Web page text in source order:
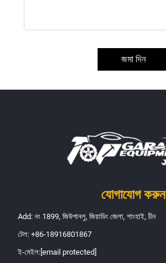
জমা দিন
যোগাযোগ করুন
Add: নং 1899, জিউপানলু, জিয়াডিং জেলা, শাংহাই, চীন
টেল: +86-18916801867
ই-মেইল:[email protected]